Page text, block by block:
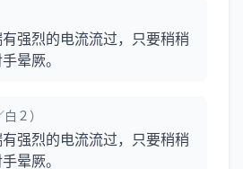
强烈的电流流过，只要稍稍
晕厥。
２）
强烈的电流流过，只要稍稍
晕厥。